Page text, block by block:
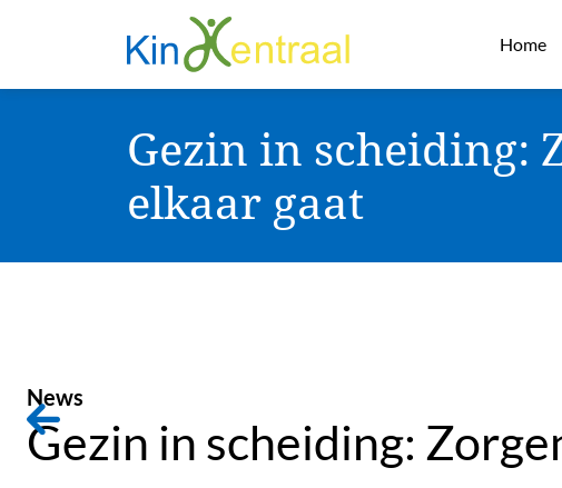
Home
Gezin in scheiding:
elkaar gaat
News
Gezin in scheiding: